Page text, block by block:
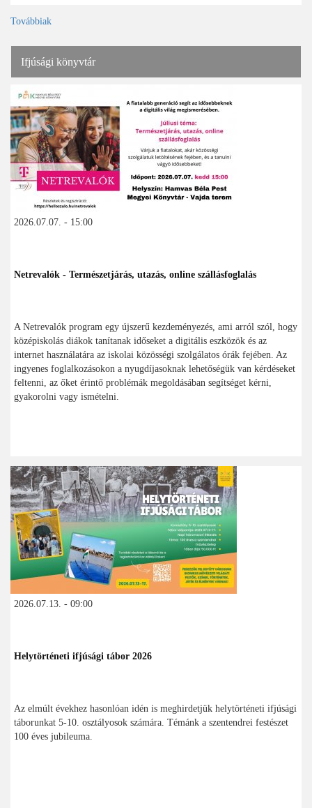
Továbbiak
Ifjúsági könyvtár
2026.07.07. - 15:00
Netrevalók - Természetjárás, utazás, online szállásfoglalás
A Netrevalók program egy újszerű kezdeményezés, ami arról szól, hogy
középiskolás diákok tanítanak időseket a digitális eszközök és az
internet használatára az iskolai közösségi szolgálatos órák fejében. Az
ingyenes foglalkozásokon a nyugdíjasoknak lehetőségük van kérdéseket
feltenni, az őket érintő problémák megoldásában segítséget kérni,
gyakorolni vagy ismételni.
2026.07.13. - 09:00
Helytörténeti ifjúsági tábor 2026
Az elmúlt évekhez hasonlóan idén is meghirdetjük helytörténeti ifjúsági
táborunkat 5-10. osztályosok számára. Témánk a szentendrei festészet
100 éves jubileuma.